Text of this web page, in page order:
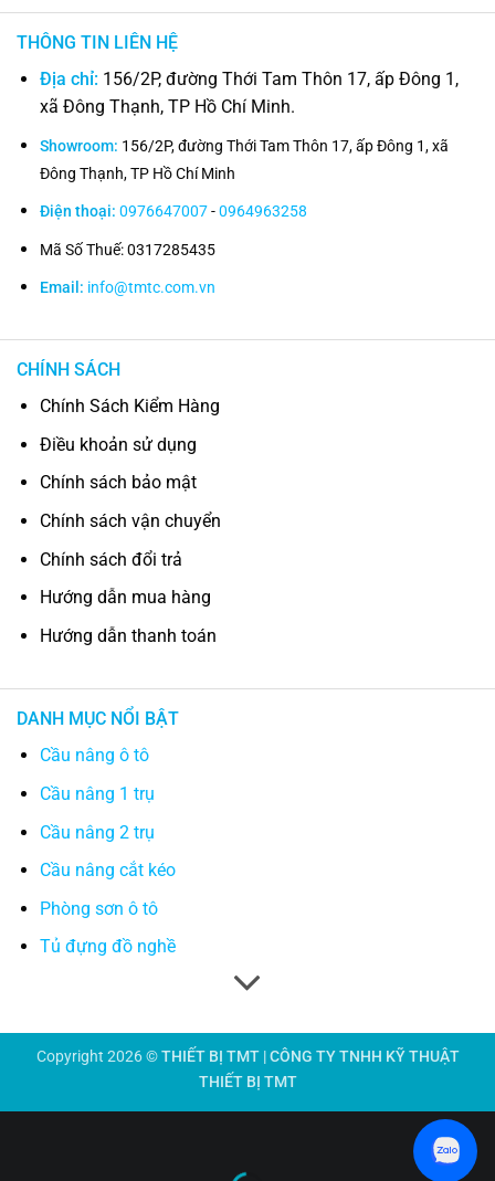
THÔNG TIN LIÊN HỆ
Địa chỉ: 156/2P, đường Thới Tam Thôn 17, ấp Đông 1,
xã Đông Thạnh, TP Hồ Chí Minh.
Showroom: 156/2P, đường Thới Tam Thôn 17, ấp Đông 1, xã
Đông Thạnh, TP Hồ Chí Minh
Điện thoại: 0976647007-0964963258
Mã Số Thuế: 0317285435
Email: info@tmtc.com.vn
CHÍNH SÁCH
Chính Sách Kiểm Hàng
Điều khoản sử dụng
Chính sách bảo mật
Chính sách vận chuyển
Chính sách đổi trả
Hướng dẫn mua hàng
Hướng dẫn thanh toán
DANH MỤC NỔI BẬT
Cầu nâng ô tô
Cầu nâng 1 trụ
Cầu nâng 2 trụ
Cầu nâng cắt kéo
Phòng sơn ô tô
Tủ đựng đồ nghề
Copyright 2026 ©THIẾT BỊ TMT | CÔNG TY TNHH KỸ THUẬT
THIẾT BỊ TMT